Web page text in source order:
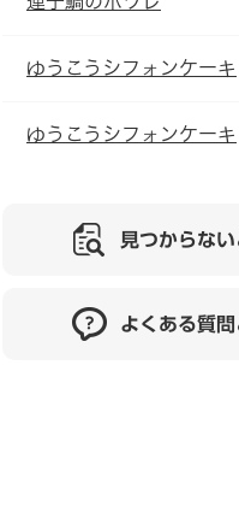
ゆうこうシフォンケーキ
ゆうこうシフォンケーキ
見つからな
よくある質